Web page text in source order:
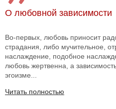
О любовной зависимости
Во-первых, любовь приносит
страдания, либо мучительное,
наслаждение, подобное
любовь жертвенна, а
эгоизме...
Читать полностью